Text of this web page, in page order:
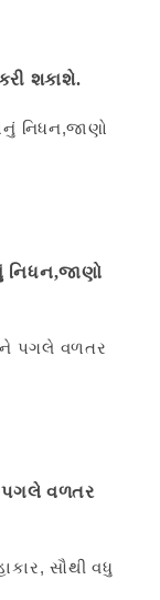
શકાશે.
નિધન,જાણો
પગલે વળતર